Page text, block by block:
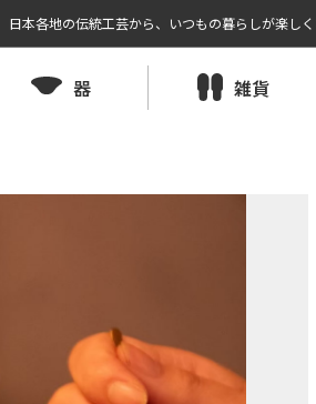
日本各地の伝統工芸から、いつもの暮らしが楽し
器 雑貨